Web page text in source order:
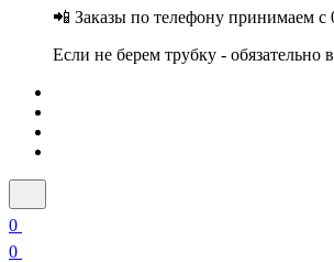
📲 Заказы по телефону принимаем с
Если не берем трубку - обязательно
0
0